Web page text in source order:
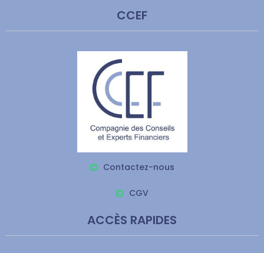
CCEF
Contactez-nous
CGV
ACCÈS RAPIDES